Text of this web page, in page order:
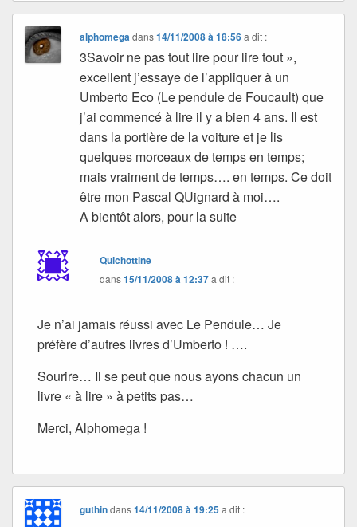
alphomegadans14/11/2008 à 18:56 a dit :
3Savoir ne pas tout lire pour lire tout »,
excellent j’essaye de l’appliquer à un
Umberto Eco (Le pendule de Foucault) que
j’ai commencé à lire il y a bien 4 ans. Il est
dans la portière de la voiture et je lis
quelques morceaux de temps en temps;
mais vraiment de temps…. en temps. Ce doit
être mon Pascal QUignard à moi….
A bientôt alors, pour la suite
Quichottine
dans15/11/2008 à 12:37a dit :
Je n’ai jamais réussi avec Le Pendule… Je
préfère d’autres livres d’Umberto ! ….
Sourire… Il se peut que nous ayons chacun un
livre « à lire » à petits pas…
Merci, Alphomega !
guthindans14/11/2008 à 19:25 a dit :